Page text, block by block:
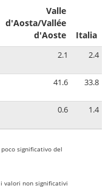
Valle
d'Aosta/Vallée
d'Aoste
Italia
2.1 2.4
41.6 33.8
0.6 1.4
significativo del
valori non significativi